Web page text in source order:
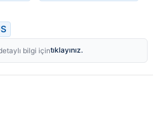
bilgi içintıklayınız.